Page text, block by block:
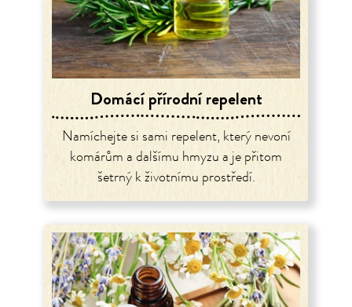
Domácí přírodní repelent
Namíchejte si sami repelent, který nevoní
komárům a dalšímu hmyzu a je přitom
šetrný k životnímu prostředí.